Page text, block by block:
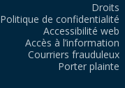
Droits
Politique de confidentialité
Accessibilité web
Accès à l’information
Courriers frauduleux
Porter plainte